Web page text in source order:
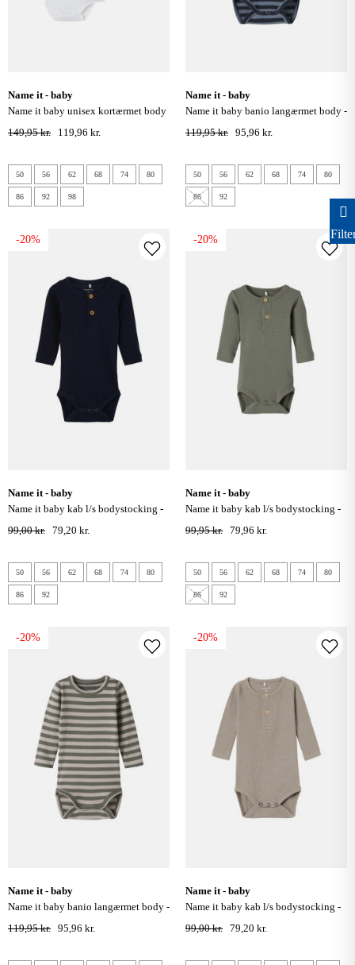
name it - baby
name it baby unisex kortærmet body
3 pack - bright white
149,95 kr. 119,96 kr.
50 56 62 68 74 80
86 92 98
name it - baby
name it baby banio langærmet body -
dark sapphire
119,95 kr. 95,96 kr.
50 56 62 68 74 80
86 92
-20%
name it - baby
name it baby kab l/s bodystocking -
dark sapphire
99,00 kr. 79,20 kr.
50 56 62 68 74 80
86 92
-20%
name it - baby
name it baby kab l/s bodystocking -
dusty olive
99,95 kr. 79,96 kr.
50 56 62 68 74 80
86 92
-20%
name it - baby
name it baby banio langærmet body -
dusty olive pure cashmere
119,95 kr. 95,96 kr.
-20%
name it - baby
name it baby kab l/s bodystocking -
pure cashmere
99,00 kr. 79,20 kr.